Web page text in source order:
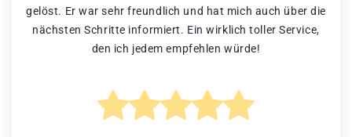
gelöst. Er war sehr freundlich und hat mich auch über die
nächsten Schritte informiert. Ein wirklich toller Service,
den ich jedem empfehlen würde!